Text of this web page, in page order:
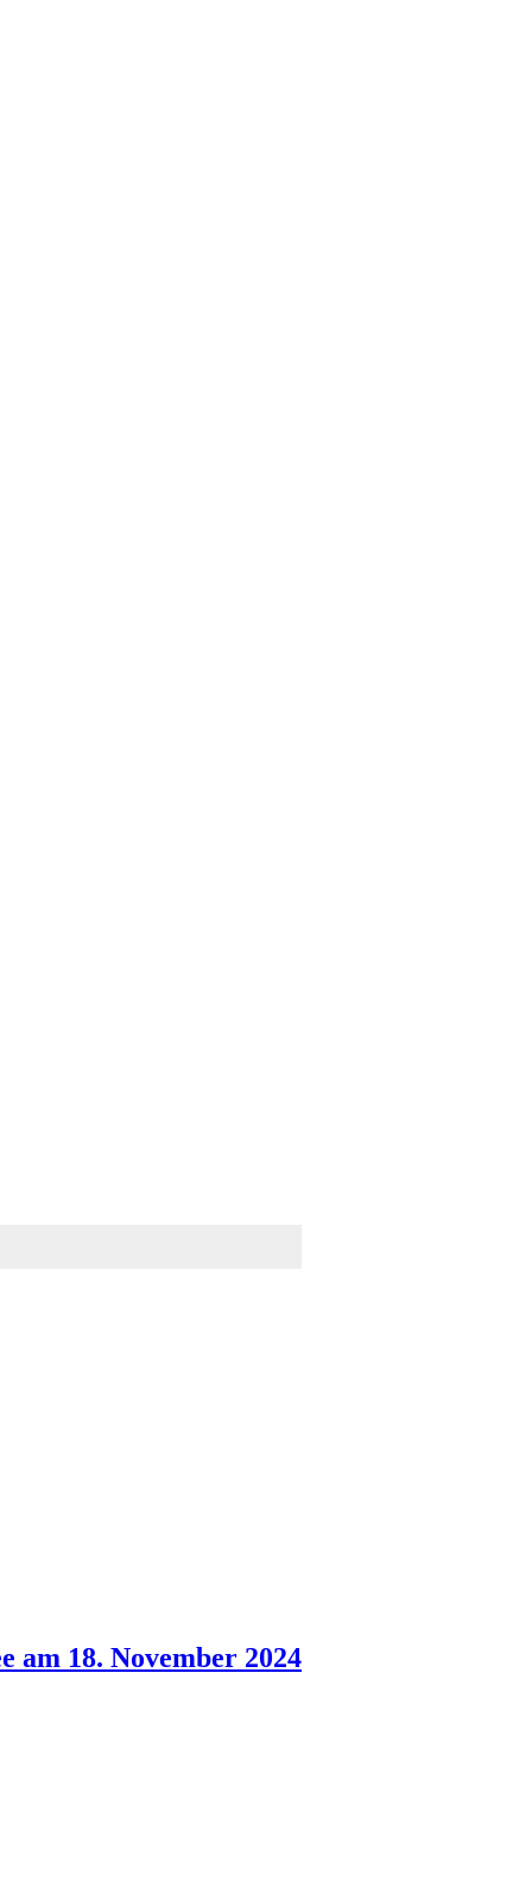
18. November 2024